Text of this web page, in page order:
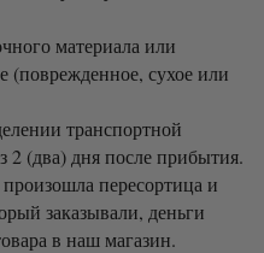
материала или
(поврежденное, сухое или
транспортной
2 (два) дня после прибытия.
пересортица и
заказывали, деньги
в наш магазин.